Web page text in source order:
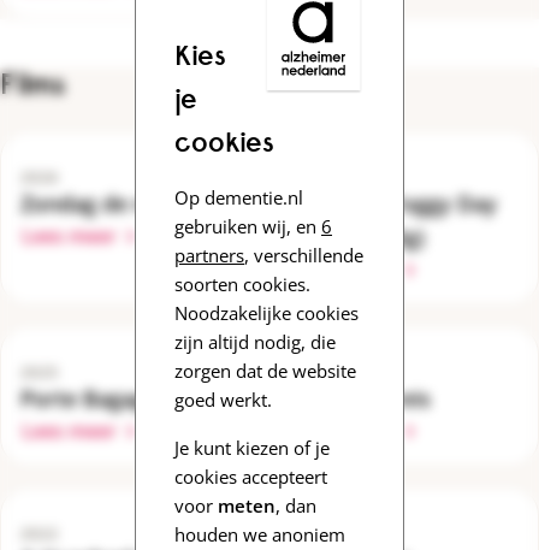
Kies
je
cookies
Op dementie.nl
gebruiken wij, en 6
partners, verschillende
soorten cookies.
Noodzakelijke cookies
zijn altijd nodig, die
zorgen dat de website
goed werkt.
Je kunt kiezen of je
cookies accepteert
voor meten, dan
houden we anoniem
Films
Zondag de negenste
Lees meer
Another Foggy Day
(Engelstalig)
Lees meer
Porte Bagage
Lees meer
De Terugreis
2024
2021